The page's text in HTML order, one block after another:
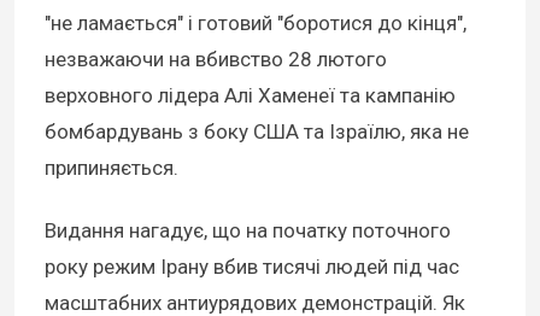
"не ламається" і готовий "боротися до кінця",
незважаючи на вбивство 28 лютого
верховного лідера Алі Хаменеї та кампанію
бомбардувань з боку США та Ізраїлю, яка не
припиняється.
Видання нагадує, що на початку поточного
року режим Ірану вбив тисячі людей під час
масштабних антиурядових демонстрацій. Як